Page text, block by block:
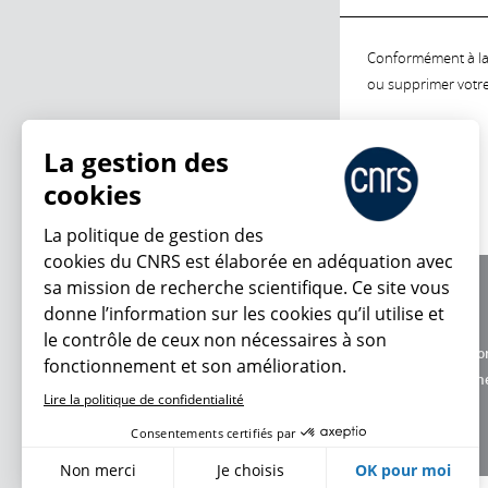
Conformément à
ou supprimer
Charte
Données
La gestion des
cookies
La politique de gestion des
cookies du CNRS est élaborée en adéquation avec
sa mission de recherche scientifique. Ce site vous
donne l’information sur les cookies qu’il utilise et
le contrôle de ceux non nécessaires à son
fonctionnement et son amélioration.
Lire la politique de confidentialité
Consentements certifiés par
Non merci Je choisis OK pour moi